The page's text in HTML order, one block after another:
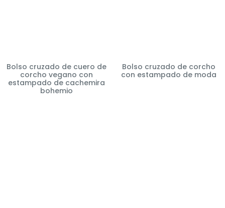
Bolso cruzado de cuero de
corcho vegano con
estampado de cachemira
bohemio
Bolso cruzado de corcho
con estampado de moda